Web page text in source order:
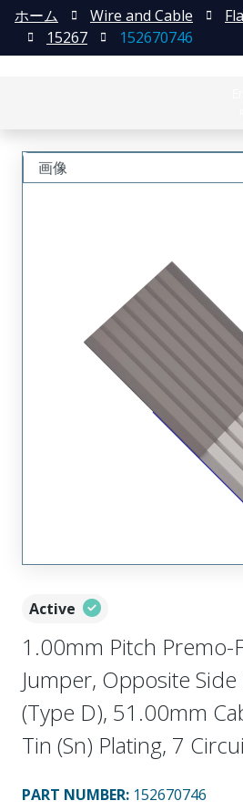
ホーム Wire and Cable
15267
152670746
Active
1.00mm Pitch Premo-
Jumper, Opposite
(Type D), 51.00mm
Tin (Sn) Plating, 7
PART NUMBER: 152670746
画像